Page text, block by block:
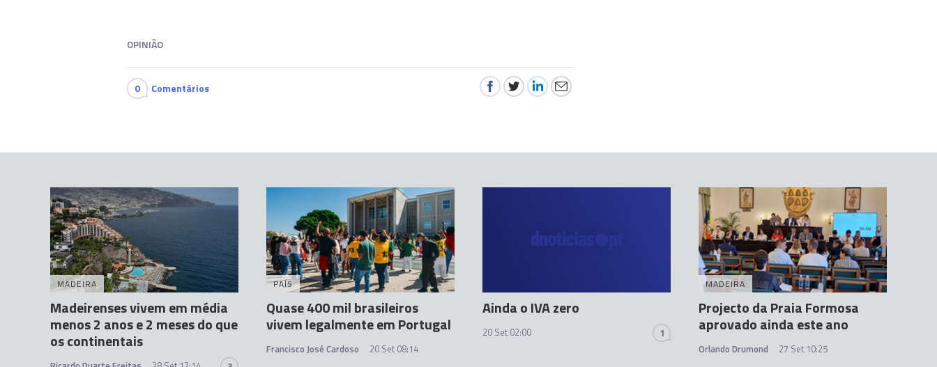
OPINIÃO
0 Comentários
MADEIRA
Madeirenses vivem em média
menos 2 anos e 2 meses do que
os continentais
PAÍS
Quase 400 mil brasileiros
vivem legalmente em Portugal
Francisco José Cardoso 20 Set 08:14
Ainda o IVA zero
20 Set 02:00 1
MADEIRA
Projecto da Praia Formosa
aprovado ainda este ano
Orlando Drumond 27 Set 10:25